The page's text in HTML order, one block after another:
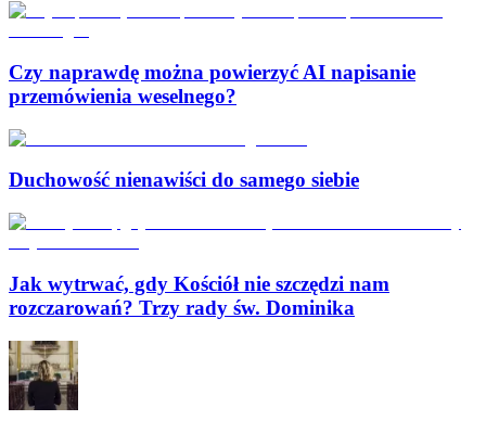
Czy naprawdę można powierzyć AI napisanie
przemówienia weselnego?
Duchowość nienawiści do samego siebie
Jak wytrwać, gdy Kościół nie szczędzi nam
rozczarowań? Trzy rady św. Dominika